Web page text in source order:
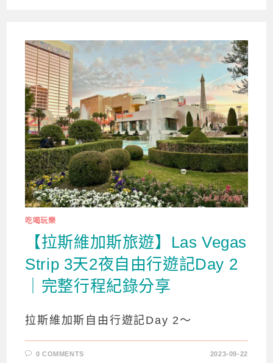
吃喝玩樂
【拉斯維加斯旅遊】Las Vegas
Strip 3天2夜自由行遊記Day 2
｜完整行程紀錄分享
拉斯維加斯自由行遊記Day 2～
0 COMMENTS 2023-09-22